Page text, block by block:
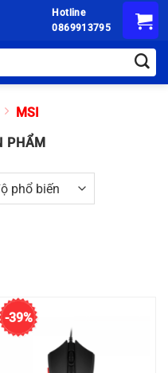
Hotline
0869913795
MSI
PHẨM
-39%